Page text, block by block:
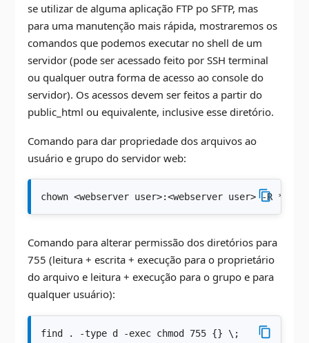
se utilizar de alguma aplicação FTP po SFTP, mas
para uma manutenção mais rápida, mostraremos os
comandos que podemos executar no shell de um
servidor (pode ser acessado feito por SSH terminal
ou qualquer outra forma de acesso ao console do
servidor). Os acessos devem ser feitos a partir do
public_html ou equivalente, inclusive esse diretório.
Comando para dar propriedade dos arquivos ao
usuário e grupo do servidor web:
chown <webserver user>:<webserver user> -R *
Comando para alterar permissão dos diretórios para
755 (leitura + escrita + execução para o proprietário
do arquivo e leitura + execução para o grupo e para
qualquer usuário):
find . -type d -exec chmod 755 {} \;